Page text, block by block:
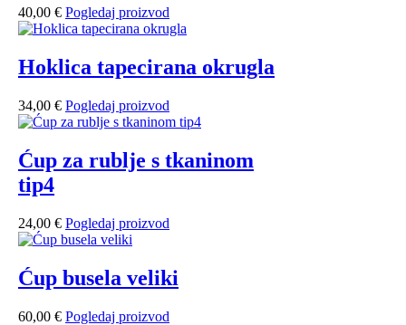
40,00 € Pogledaj proizvod
Hoklica tapecirana okrugla
34,00 € Pogledaj proizvod
Ćup za rublje s tkaninom
tip4
24,00 € Pogledaj proizvod
Ćup busela veliki
60,00 € Pogledaj proizvod